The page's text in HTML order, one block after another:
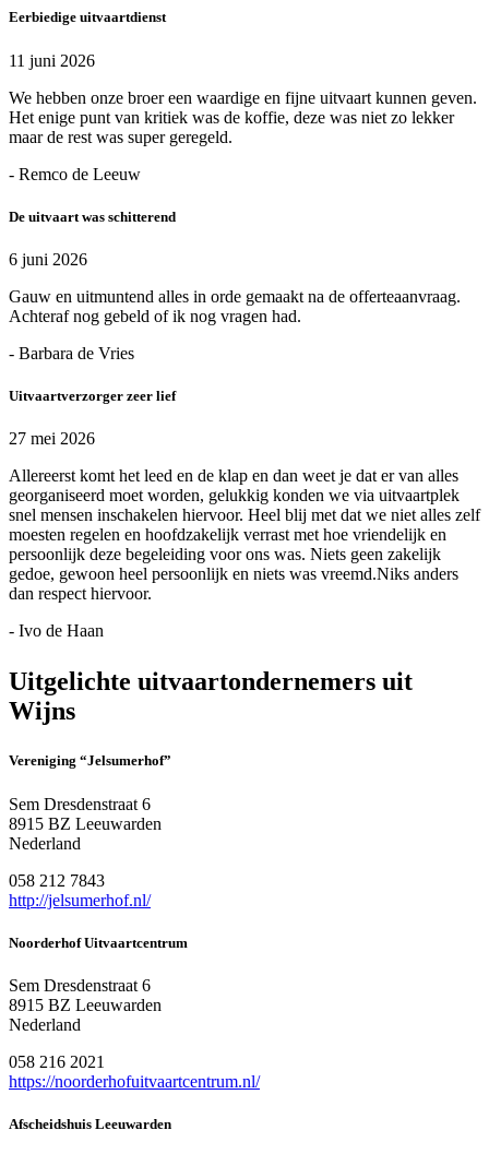
Eerbiedige uitvaartdienst
11 juni 2026
We hebben onze broer een waardige en fijne uitvaart kunnen geven.
Het enige punt van kritiek was de koffie, deze was niet zo lekker
maar de rest was super geregeld.
- Remco de Leeuw
De uitvaart was schitterend
6 juni 2026
Gauw en uitmuntend alles in orde gemaakt na de offerteaanvraag.
Achteraf nog gebeld of ik nog vragen had.
- Barbara de Vries
Uitvaartverzorger zeer lief
27 mei 2026
Allereerst komt het leed en de klap en dan weet je dat er van alles
georganiseerd moet worden, gelukkig konden we via uitvaartplek
snel mensen inschakelen hiervoor. Heel blij met dat we niet alles zelf
moesten regelen en hoofdzakelijk verrast met hoe vriendelijk en
persoonlijk deze begeleiding voor ons was. Niets geen zakelijk
gedoe, gewoon heel persoonlijk en niets was vreemd.Niks anders
dan respect hiervoor.
- Ivo de Haan
Uitgelichte uitvaartondernemers uit
Wijns
Vereniging “Jelsumerhof”
Sem Dresdenstraat 6
8915 BZ Leeuwarden
Nederland
058 212 7843
http://jelsumerhof.nl/
Noorderhof Uitvaartcentrum
Sem Dresdenstraat 6
8915 BZ Leeuwarden
Nederland
058 216 2021
https://noorderhofuitvaartcentrum.nl/
Afscheidshuis Leeuwarden